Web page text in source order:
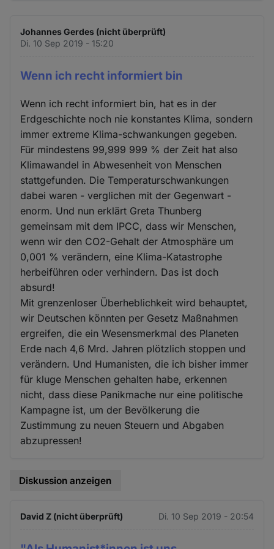
Johannes Gerdes (nicht überprüft)
Di. 10 Sep 2019 - 15:20
Wenn ich recht informiert bin
Wenn ich recht informiert bin, hat es in der
Erdgeschichte noch nie konstantes Klima, sondern
immer extreme Klima-schwankungen gegeben.
Für mindestens 99,999 999 % der Zeit hat also
Klimawandel in Abwesenheit von Menschen
stattgefunden. Die Temperaturschwankungen
dabei waren - verglichen mit der Gegenwart -
enorm. Und nun erklärt Greta Thunberg
gemeinsam mit dem IPCC, dass wir Menschen,
wenn wir den CO2-Gehalt der Atmosphäre um
0,001 % verändern, eine Klima-Katastrophe
herbeiführen oder verhindern. Das ist doch
absurd!
Mit grenzenloser Überheblichkeit wird behauptet,
wir Deutschen könnten per Gesetz Maßnahmen
ergreifen, die ein Wesensmerkmal des Planeten
Erde nach 4,6 Mrd. Jahren plötzlich stoppen und
verändern. Und Humanisten, die ich bisher immer
für kluge Menschen gehalten habe, erkennen
nicht, dass diese Panikmache nur eine politische
Kampagne ist, um der Bevölkerung die
Zustimmung zu neuen Steuern und Abgaben
abzupressen!
Diskussion anzeigen
David Z (nicht überprüft) Di. 10 Sep 2019 - 20:54